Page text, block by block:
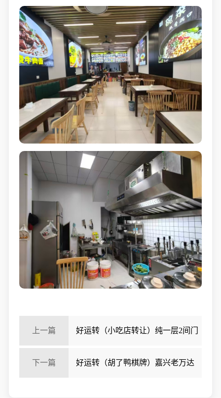
上一篇 好运转（小吃店转让）纯一层2间门
面60㎡小吃店1万转让
下一篇 好运转（胡了鸭棋牌）嘉兴老万达